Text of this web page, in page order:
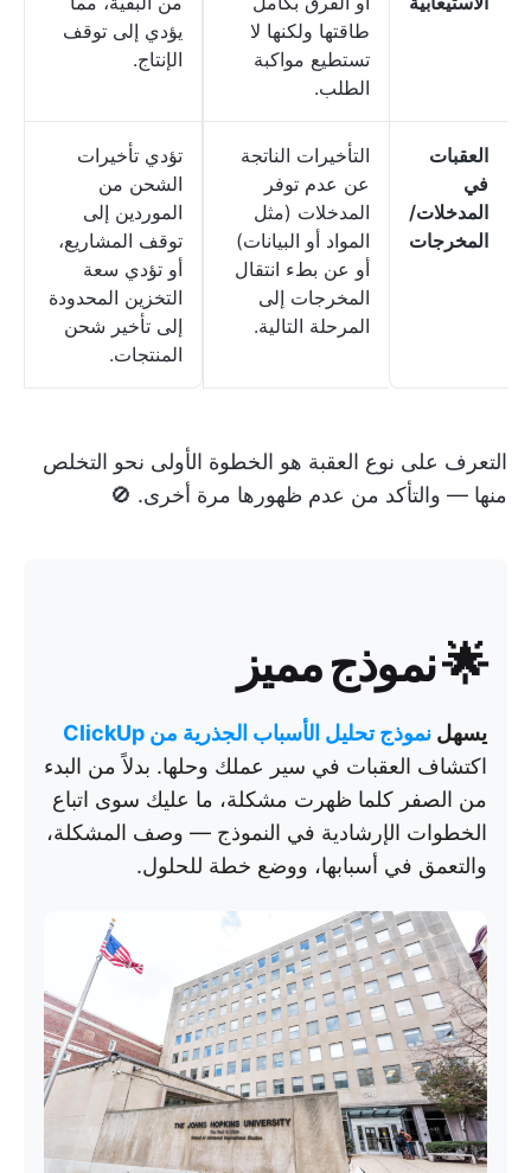
طاقتها ولكنها لا
تستطيع مواكبة
الطلب.
يؤدي إلى توقف
الإنتاج.
العقبات
في
المدخلات/
المخرجات
التأخيرات الناتجة
عن عدم توفر
المدخلات (مثل
المواد أو البيانات)
أو عن بطء انتقال
المخرجات إلى
المرحلة التالية.
تؤدي تأخيرات
الشحن من
الموردين إلى
توقف المشاريع،
أو تؤدي سعة
التخزين المحدودة
إلى تأخير شحن
المنتجات.
التعرف على نوع العقبة هو الخطوة الأولى نحو التخلص
منها — والتأكد من عدم ظهورها مرة أخرى. 🚫
🌟 نموذج مميز
يسهل نموذج تحليل الأسباب الجذرية من ClickUp
اكتشاف العقبات في سير عملك وحلها. بدلاً من البدء
من الصفر كلما ظهرت مشكلة، ما عليك سوى اتباع
الخطوات الإرشادية في النموذج — وصف المشكلة،
والتعمق في أسبابها، ووضع خطة للحلول.